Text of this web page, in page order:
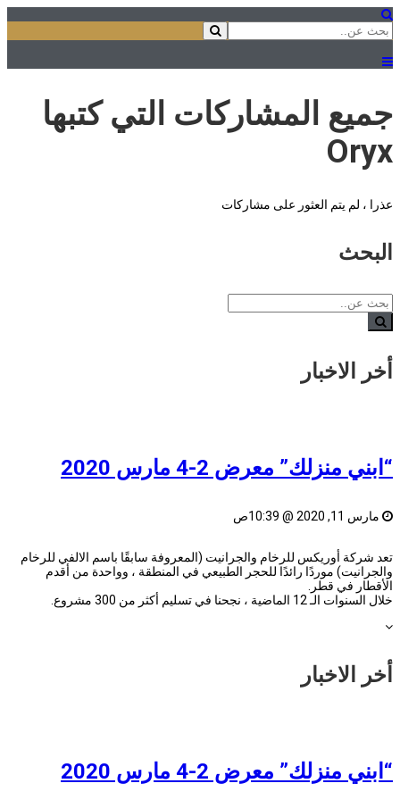
جميع المشاركات التي كتبها
Oryx
عذرا ، لم يتم العثور على مشاركات
البحث
أخر الاخبار
“ابني منزلك” معرض 2-4 مارس 2020
مارس 11, 2020 @ 10:39ص
تعد شركة أوريكس للرخام والجرانيت (المعروفة سابقًا باسم الالفي للرخام
والجرانيت) موردًا رائدًا للحجر الطبيعي في المنطقة ، وواحدة من أقدم
الأقطار في قطر.
خلال السنوات الـ 12 الماضية ، نجحنا في تسليم أكثر من 300 مشروع.
أخر الاخبار
“ابني منزلك” معرض 2-4 مارس 2020